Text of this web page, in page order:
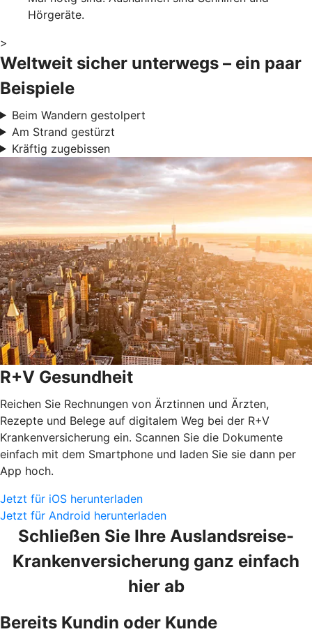
Hörgeräte.
>
Weltweit sicher unterwegs – ein paar
Beispiele
Beim Wandern gestolpert
Am Strand gestürzt
Kräftig zugebissen
R+V Gesundheit
Reichen Sie Rechnungen von Ärztinnen und Ärzten,
Rezepte und Belege auf digitalem Weg bei der R+V
Krankenversicherung ein. Scannen Sie die Dokumente
einfach mit dem Smartphone und laden Sie sie dann per
App hoch.
Jetzt für iOS herunterladen
Jetzt für Android herunterladen
Schließen Sie Ihre Auslandsreise-
Krankenversicherung ganz einfach
hier ab
Bereits Kundin oder Kunde